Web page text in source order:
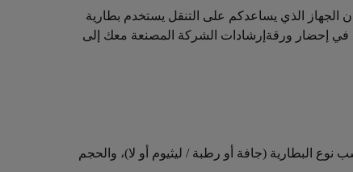
الجهاز الذي يساعدكم على التنقل يستخدم بطارية
في إحضار ورقةإرشادات الشركة المصنعة معك إلى
البطارية (جافة أو رطبة / ليثيوم أو لا)، والحجم